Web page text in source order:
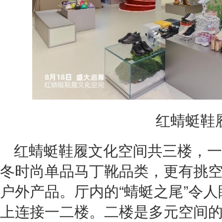
红蜻蜓鞋
红蜻蜓鞋履文化空间共三楼，
冬时尚单品马丁靴品类，更有挑
户外产品。厅内的“蜻蜓之尾”令
上连接一二楼。二楼是多元空间